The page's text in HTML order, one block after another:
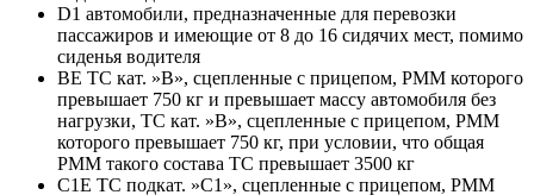
D1 автомобили, предназначенные для перевозки
пассажиров и имеющие от 8 до 16 сидячих мест, помимо
сиденья водителя
BE ТС кат. »В», сцепленные с прицепом, РММ которого
превышает 750 кг и превышает массу автомобиля без
нагрузки, ТС кат. »В», сцепленные с прицепом, РММ
которого превышает 750 кг, при условии, что общая
РММ такого состава ТС превышает 3500 кг
C1E ТС подкат. »С1», сцепленные с прицепом, РММ